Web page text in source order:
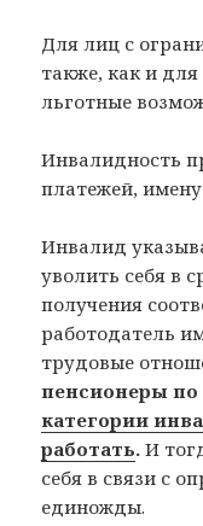
Для лиц с
также, как и
льготные
Инвалидность
платежей,
Инвалид
уволить себя в
получения
работодатель
трудовые
пенсионеры по
категории
работать. И
себя в связи с
единожды.